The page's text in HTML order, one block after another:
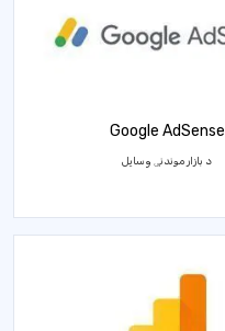
Google AdSense
د بازار موندنې وسایل